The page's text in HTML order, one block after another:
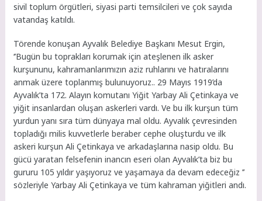
sivil toplum örgütleri, siyasi parti temsilcileri ve çok sayıda
vatandaş katıldı.
Törende konuşan Ayvalık Belediye Başkanı Mesut Ergin,
‘’Bugün bu toprakları korumak için ateşlenen ilk asker
kurşununu, kahramanlarımızın aziz ruhlarını ve hatıralarını
anmak üzere toplanmış bulunuyoruz.. 29 Mayıs 1919’da
Ayvalık’ta 172. Alayın komutanı Yiğit Yarbay Ali Çetinkaya ve
yiğit insanlardan oluşan askerleri vardı. Ve bu ilk kurşun tüm
yurdun yanı sıra tüm dünyaya mal oldu. Ayvalık çevresinden
topladığı milis kuvvetlerle beraber cephe oluşturdu ve ilk
askeri kurşun Ali Çetinkaya ve arkadaşlarına nasip oldu. Bu
gücü yaratan felsefenin inancın eseri olan Ayvalık’ta biz bu
gururu 105 yıldır yaşıyoruz ve yaşamaya da devam edeceğiz ’’
sözleriyle Yarbay Ali Çetinkaya ve tüm kahraman yiğitleri andı.